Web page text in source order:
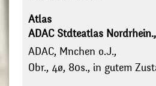
Atlas
ADAC Stdteatlas
ADAC, Mnchen o.J.,
Obr., 4ø, 80s., in gutem